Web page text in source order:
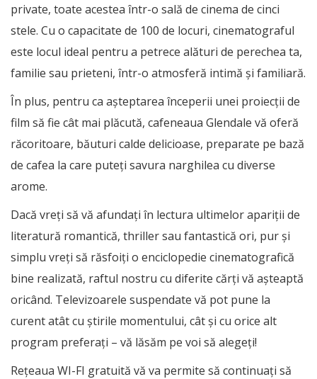
private, toate acestea într-o sală de cinema de cinci
stele. Cu o capacitate de 100 de locuri, cinematograful
este locul ideal pentru a petrece alături de perechea ta,
familie sau prieteni, într-o atmosferă intimă şi familiară.
În plus, pentru ca aşteptarea începerii unei proiecţii de
film să fie cât mai plăcută, cafeneaua Glendale vă oferă
răcoritoare, băuturi calde delicioase, preparate pe bază
de cafea la care puteţi savura narghilea cu diverse
arome.
Dacă vreţi să vă afundaţi în lectura ultimelor apariţii de
literatură romantică, thriller sau fantastică ori, pur şi
simplu vreţi să răsfoiţi o enciclopedie cinematografică
bine realizată, raftul nostru cu diferite cărţi vă aşteaptă
oricând. Televizoarele suspendate vă pot pune la
curent atât cu ştirile momentului, cât şi cu orice alt
program preferaţi – vă lăsăm pe voi să alegeţi!
Reţeaua WI-FI gratuită vă va permite să continuaţi să